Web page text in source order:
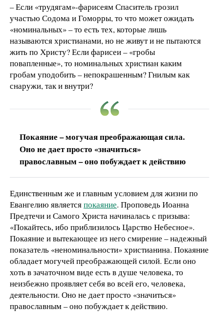
– Если «трудягам»-фарисеям Спаситель грозил
участью Содома и Гоморры, то что может ожидать
«номинальных» – то есть тех, которые лишь
называются христианами, но не живут и не пытаются
жить по Христу? Если фарисеи – «гробы
повапленные», то номинальных христиан каким
гробам уподобить – непокрашенным? Гнилым как
снаружи, так и внутри?
Покаяние – могучая преображающая сила.
Оно не дает просто «значиться»
православным – оно побуждает к действию
Единственным же и главным условием для жизни по
Евангелию являетсяпокаяние. Проповедь Иоанна
Предтечи и Самого Христа начиналась с призыва:
«Покайтесь, ибо приблизилось Царство Небесное».
Покаяние и вытекающее из него смирение – надежный
показатель «неноминальности» христианина. Покаяние
обладает могучей преображающей силой. Если оно
хоть в зачаточном виде есть в душе человека, то
неизбежно проявляет себя во всей его, человека,
деятельности. Оно не дает просто «значиться»
православным – оно побуждает к действию.